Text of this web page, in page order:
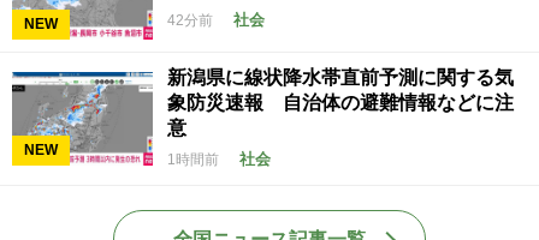
NEW 42分前 社会
NEW
新潟県に線状降水帯直前予測に関する気
象防災速報 自治体の避難情報などに注
意
1時間前 社会